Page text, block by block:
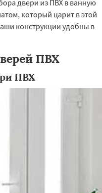
двери из ПВХ в ванную
который царит в этой
конструкции удобны в
ПВХ
ПВХ
данных